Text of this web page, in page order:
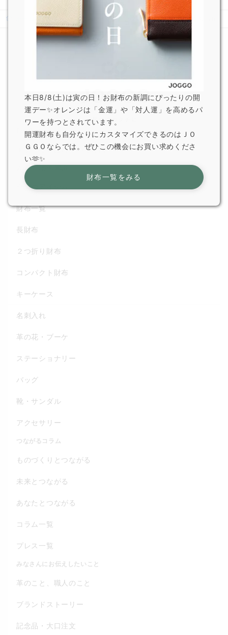
特急便オプション(2週間納品)受付開始のお知らせ
For Gift
ギフトで選ばれている理由
カテゴリから選ぶ
全てのアイテム
財布一覧
長財布
２つ折り財布
コンパクト財布
キーケース
名刺入れ
革の花・ブーケ
ステーショナリー
バッグ
靴・サンダル
アクセサリー
つながるコラム
ものづくりとつながる
未来とつながる
あなたとつながる
コラム一覧
プレス一覧
みなさんにお伝えしたいこと
革のこと、職人のこと
ブランドストーリー
記念品・大口注文
本日8/8(土)は寅の日！お財布の新調にぴったりの開
運デー✨オレンジは「金運」や「対人運」を高めるパ
ワーを持つとされています。
開運財布も自分なりにカスタマイズできるのはＪＯ
ＧＧＯならでは。ぜひこの機会にお買い求めくださ
い🫶✨
財布一覧をみる